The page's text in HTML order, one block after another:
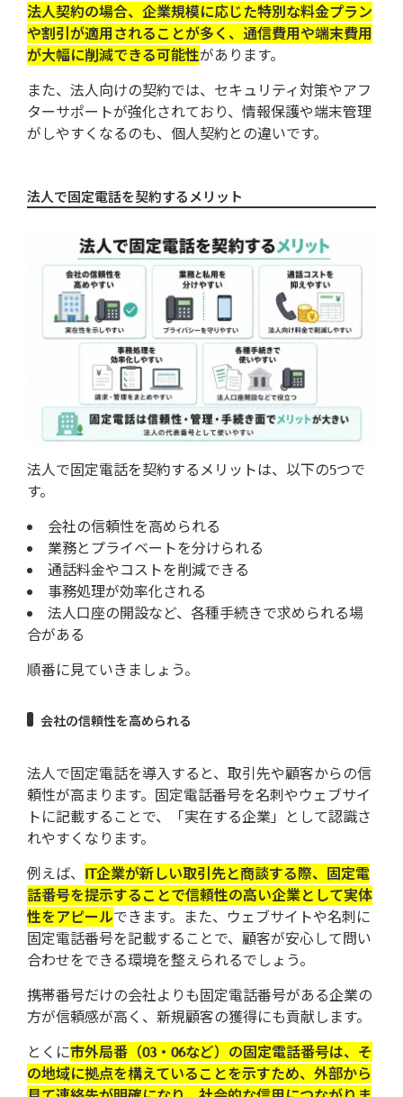
法人契約の場合、企業規模に応じた特別な料金プラン
や割引が適用されることが多く、通信費用や端末費用
が大幅に削減できる可能性があります。
また、法人向けの契約では、セキュリティ対策やアフ
ターサポートが強化されており、情報保護や端末管理
がしやすくなるのも、個人契約との違いです。
法人で固定電話を契約するメリット
法人で固定電話を契約するメリットは、以下の5つで
す。
会社の信頼性を高められる
業務とプライベートを分けられる
通話料金やコストを削減できる
事務処理が効率化される
法人口座の開設など、各種手続きで求められる場
合がある
順番に見ていきましょう。
会社の信頼性を高められる
法人で固定電話を導入すると、取引先や顧客からの信
頼性が高まります。固定電話番号を名刺やウェブサイ
トに記載することで、「実在する企業」として認識さ
れやすくなります。
例えば、 IT企業が新しい取引先と商談する際、固定電
話番号を提示することで信頼性の高い企業として実体
性をアピールできます。また、ウェブサイトや名刺に
固定電話番号を記載することで、顧客が安心して問い
合わせをできる環境を整えられるでしょう。
携帯番号だけの会社よりも固定電話番号がある企業の
方が信頼感が高く、新規顧客の獲得にも貢献します。
とくに市外局番（03・06など）の固定電話番号は、そ
の地域に拠点を構えていることを示すため、外部から